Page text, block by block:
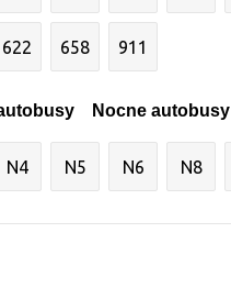
622 658 911
Nocne autobusy
N4 N5 N6 N8